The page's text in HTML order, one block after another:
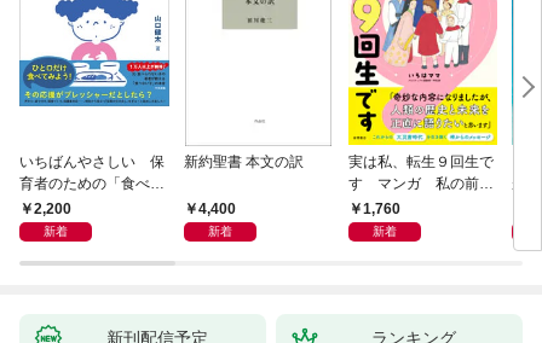
いちばんやさしい 保
育者のための「食べな
い子」サポートＢＯＯ
Ｋ 偏食・少食のお悩
2,200
新着
新約聖書 本文の訳
4,400
新着
実は私、転生９回生で
す マンガ 私の前世
物語1,760
新着
が
新刊配信予定 ランキング